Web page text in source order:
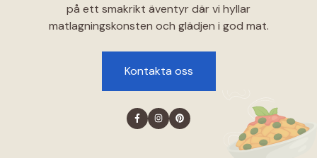
på ett smakrikt äventyr där vi hyllar
matlagningskonsten och glädjen i god mat.
Kontakta oss